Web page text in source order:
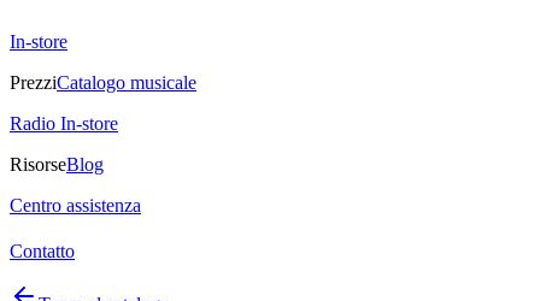
In-store
PrezziCatalogo musicale
Radio In-store
RisorseBlog
Centro assistenza
Contatto